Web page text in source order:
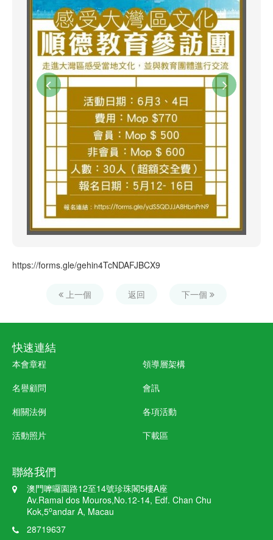
https://forms.gle/gehin4TcNDAFJBCX9
上一個 返回 下一個
快速連結
本會章程
領導層架構
名譽顧問
會訊
相關法例
各項活動
活動照片
下載區
聯絡我們
澳門嚤囉園路12至14號珍珠閣5樓A座
Av.Ramal dos Mouros,No.12-14, Edf. Chan Chu
Kok,5oandar A, Macau
28719637